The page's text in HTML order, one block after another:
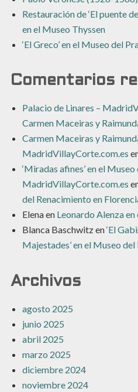
Restauración de ‘El puente
en el Museo Thyssen
‘El Greco’ en el Museo del
Comentarios
Palacio de Linares –
Carmen Maceiras y
Carmen Maceiras y
MadridVillayCorte.com.es
‘Miradas afines’ en el
MadridVillayCorte.com.es
del Renacimiento en
Elenaen Leonardo Alenza
Blanca Baschwitzen‘El
Majestades’ en el Museo del
Archivos
agosto 2025
junio 2025
abril 2025
marzo 2025
diciembre 2024
noviembre 2024